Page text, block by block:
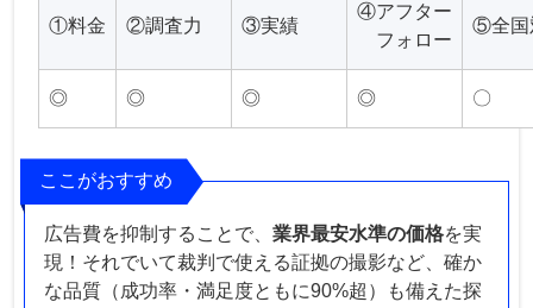
①料金 ②調査力 ③実績
④アフター
フォロー
⑤全国
◎ ◎ ◎ ◎ 〇
ここがおすすめ
広告費を抑制することで、 業界最安水準の価格を実
現！それでいて裁判で使える証拠の撮影など、確か
な品質（成功率・満足度ともに90%超）も備えた探